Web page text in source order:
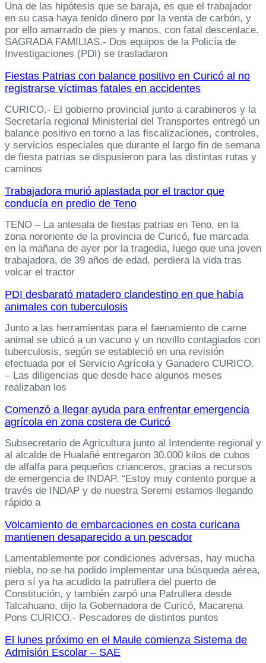
Una de las hipótesis que se baraja, es que el trabajador
en su casa haya tenido dinero por la venta de carbón, y
por ello amarrado de pies y manos, con fatal descenlace.
SAGRADA FAMILIAS.- Dos equipos de la Policía de
Investigaciones (PDI) se trasladaron
Fiestas Patrias con balance positivo en Curicó al no
registrarse víctimas fatales en accidentes
CURICO.- El gobierno provincial junto a carabineros y la
Secretaría regional Ministerial del Transportes entregó un
balance positivo en torno a las fiscalizaciones, controles,
y servicios especiales que durante el largo fin de semana
de fiesta patrias se dispusieron para las distintas rutas y
caminos
Trabajadora murió aplastada por el tractor que
conducía en predio de Teno
TENO – La antesala de fiestas patrias en Teno, en la
zona nororiente de la provincia de Curicó, fue marcada
en la mañana de ayer por la tragedia, luego que una joven
trabajadora, de 39 años de edad, perdiera la vida tras
volcar el tractor
PDI desbarató matadero clandestino en que había
animales con tuberculosis
Junto a las herramientas para el faenamiento de carne
animal se ubicó a un vacuno y un novillo contagiados con
tuberculosis, según se estableció en una revisión
efectuada por el Servicio Agrícola y Ganadero CURICO.
– Las diligencias que desde hace algunos meses
realizaban los
Comenzó a llegar ayuda para enfrentar emergencia
agrícola en zona costera de Curicó
Subsecretario de Agricultura junto al Intendente regional y
al alcalde de Hualañé entregaron 30.000 kilos de cubos
de alfalfa para pequeños crianceros, gracias a recursos
de emergencia de INDAP. “Estoy muy contento porque a
través de INDAP y de nuestra Seremi estamos llegando
rápido a
Volcamiento de embarcaciones en costa curicana
mantienen desaparecido a un pescador
Lamentablemente por condiciones adversas, hay mucha
niebla, no se ha podido implementar una búsqueda aérea,
pero sí ya ha acudido la patrullera del puerto de
Constitución, y también zarpó una Patrullera desde
Talcahuano, dijo la Gobernadora de Curicó, Macarena
Pons CURICO.- Pescadores de distintos puntos
El lunes próximo en el Maule comienza Sistema de
Admisión Escolar – SAE